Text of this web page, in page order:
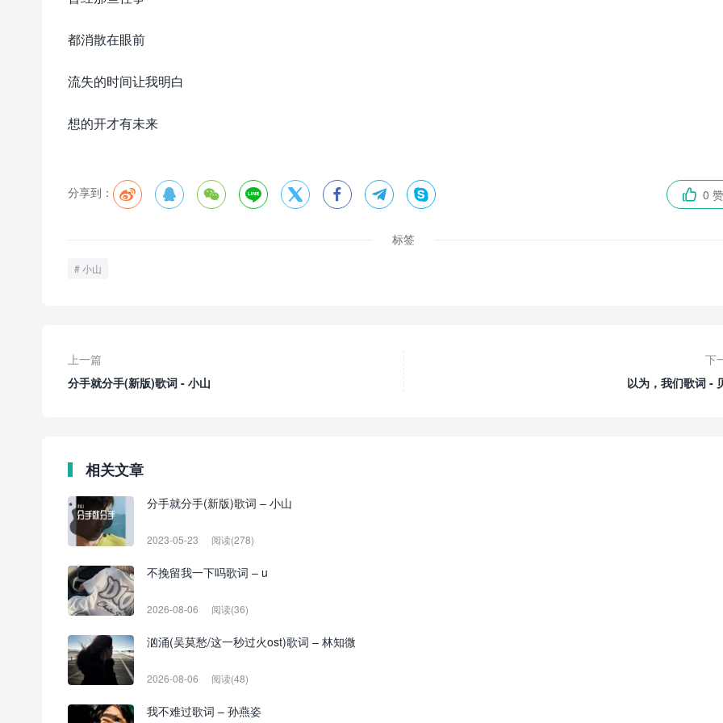
都消散在眼前
流失的时间让我明白
想的开才有未来
分享到：          0 赞
标签
小山
上一篇
分手就分手(新版)歌词 - 小山
下
以为，我们歌词 -
相关文章
分手就分手(新版)歌词 – 小山
2023-05-23 阅读(278)
不挽留我一下吗歌词 – u
2026-08-06 阅读(36)
汹涌(吴莫愁/这一秒过火ost)歌词 – 林知微
2026-08-06 阅读(48)
我不难过歌词 – 孙燕姿